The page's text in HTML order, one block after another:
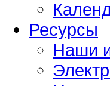
Ресурсы
Наши